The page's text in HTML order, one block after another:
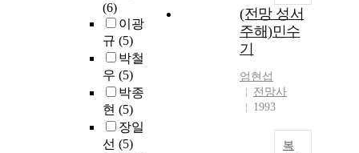
(6)
이광
규 (5)
박철
우 (5)
박종
현 (5)
장일
선 (5)
(전망 성서
주해)민수
기
엄현섭
전망사
1993
복